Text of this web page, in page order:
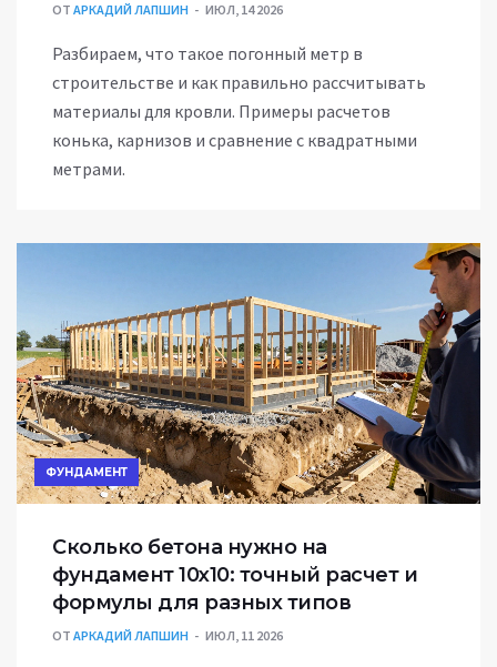
ОТ АРКАДИЙ ЛАПШИН ИЮЛ, 14 2026
Разбираем, что такое погонный метр в
строительстве и как правильно рассчитывать
материалы для кровли. Примеры расчетов
конька, карнизов и сравнение с квадратными
метрами.
ФУНДАМЕНТ
Сколько бетона нужно на
фундамент 10х10: точный расчет и
формулы для разных типов
ОТ АРКАДИЙ ЛАПШИН ИЮЛ, 11 2026